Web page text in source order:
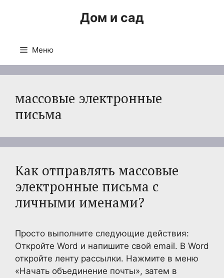
Дом и сад
Меню
массовые электронные
письма
Как отправлять массовые
электронные письма с
личными именами?
Просто выполните следующие действия:
Откройте Word и напишите свой email. В Word
откройте ленту рассылки. Нажмите в меню
«Начать объединение почты», затем в